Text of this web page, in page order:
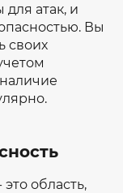
атак, и
Вы
своих
область,